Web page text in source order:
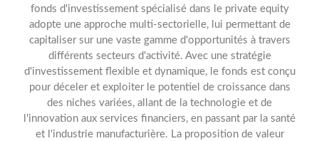
fonds d'investissement spécialisé dans le private equity
adopte une approche multi-sectorielle, lui permettant de
capitaliser sur une vaste gamme d'opportunités à travers
différents secteurs d'activité. Avec une stratégie
d'investissement flexible et dynamique, le fonds est conçu
pour déceler et exploiter le potentiel de croissance dans
des niches variées, allant de la technologie et de
l'innovation aux services financiers, en passant par la santé
et l'industrie manufacturière. La proposition de valeur